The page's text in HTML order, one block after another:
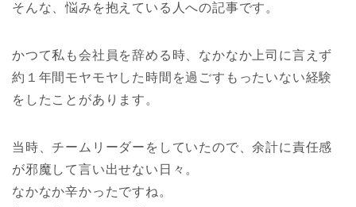
そんな、悩みを抱えている人への記事です。
かつて私も会社員を辞める時、なかなか上司に言えず
約１年間モヤモヤした時間を過ごすもったいない経験
をしたことがあります。
当時、チームリーダーをしていたので、余計に責任感
が邪魔して言い出せない日々。
なかなか辛かったですね。